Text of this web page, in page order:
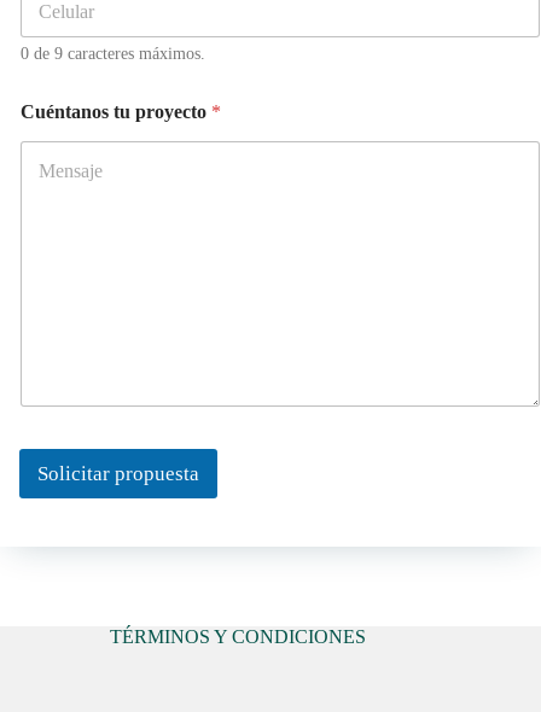
0 de 9 caracteres máximos.
Cuéntanos tu proyecto *
Solicitar propuesta
TÉRMINOS Y CONDICIONES